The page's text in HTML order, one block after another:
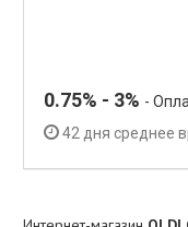
0.75% - 3% -
42 дня среднее